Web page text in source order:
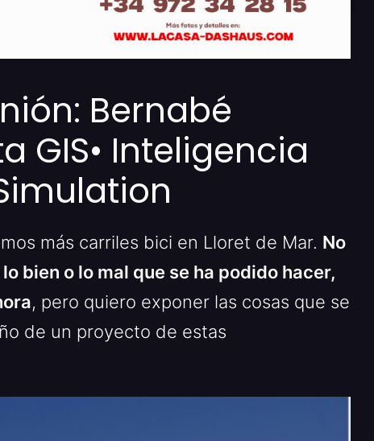
Bernabé
GIS• Inteligencia
más carriles bici en Lloret de Mar. No
bien o lo mal que se ha podido hacer,
, pero quiero exponer las cosas que se
de un proyecto de estas